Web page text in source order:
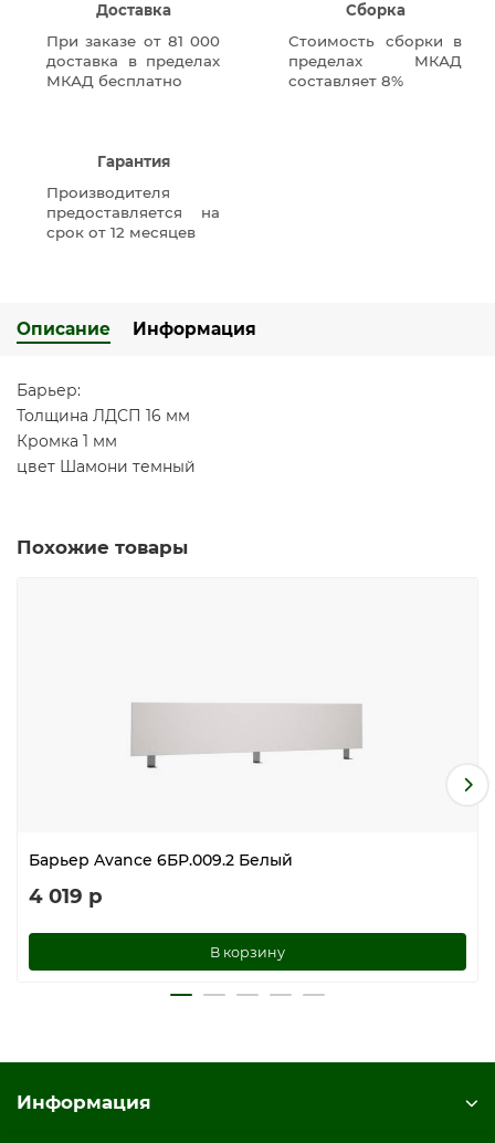
Доставка
При заказе от 81 000
доставка в пределах
МКАД бесплатно
Сборка
Стоимость сборки в
пределах МКАД
составляет 8%
Гарантия
Производителя
предоставляется на
срок от 12 месяцев
Описание Информация
Барьер:
Толщина ЛДСП 16 мм
Кромка 1 мм
цвет Шамони темный
Похожие товары
Барьер Avance 6БР.009.2 Белый
4 019 р
В корзину
Информация